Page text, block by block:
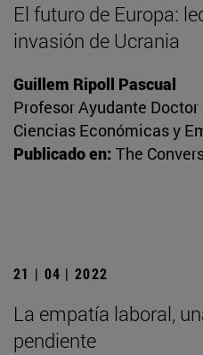
El futuro de Europa:
invasión de Ucrania
Guillem Ripoll Pascual
Profesor Ayudante
Ciencias Económicas y
Publicado en: The
21 | 04 | 2022
La empatía laboral,
pendiente